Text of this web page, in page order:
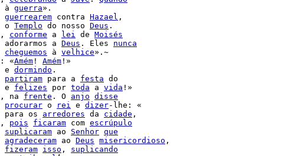
à guerra».
guerrearem contra Hazael ,
o Templo do nosso Deus .
, conforme a lei de Moisés
adorarmos a Deus . Eles nunca
cheguemos à velhice».~
: «Amém ! Amém !»
e dormindo .
partiram para a festa do
e felizes por toda a vida
, na frente . O anjo disse
procurar o rei e dizer-lhe: «
para os arredores da cidade ,
, pois ficaram com escrúpulo
suplicaram ao Senhor que
agradeceram ao Deus misericordioso ,
fizeram isso , suplicando